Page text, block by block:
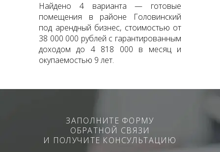
Найдено 4 варианта — готовые
помещения в районе Головинский
под арендный бизнес, стоимостью от
38 000 000 рублей с гарантированным
доходом до 4 818 000 в месяц и
окупаемостью 9 лет.
ЗАПОЛНИТЕ ФОРМУ
ОБРАТНОЙ СВЯЗИ
И ПОЛУЧИТЕ КОНСУЛЬТАЦИЮ